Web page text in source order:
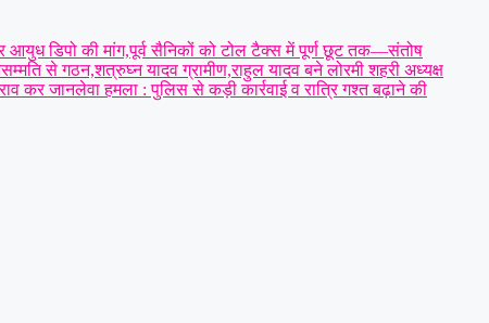
डिपो की मांग,पूर्व सैनिकों को टोल टैक्स में पूर्ण छूट तक—संतोष
से गठन,शत्रुघ्न यादव ग्रामीण,राहुल यादव बने लोरमी शहरी अध्यक्ष
कर जानलेवा हमला : पुलिस से कड़ी कार्रवाई व रात्रि गश्त बढ़ाने की